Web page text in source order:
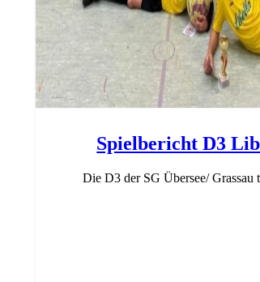
Spielbericht D3
Die D3 der SG Übersee/ Grassau